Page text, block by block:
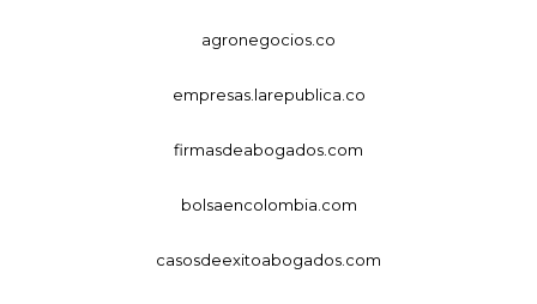
agronegocios.co
empresas.larepublica.co
firmasdeabogados.com
bolsaencolombia.com
casosdeexitoabogados.com